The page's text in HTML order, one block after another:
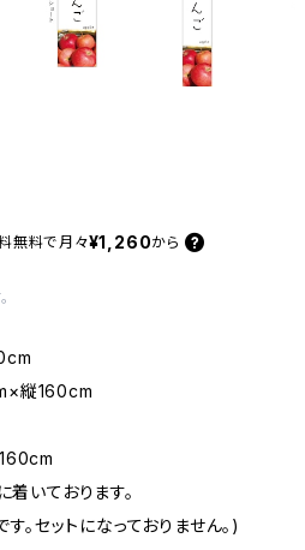
無料で 月々¥1,260から
縦160cm
いております。
。セットになっておりません。)